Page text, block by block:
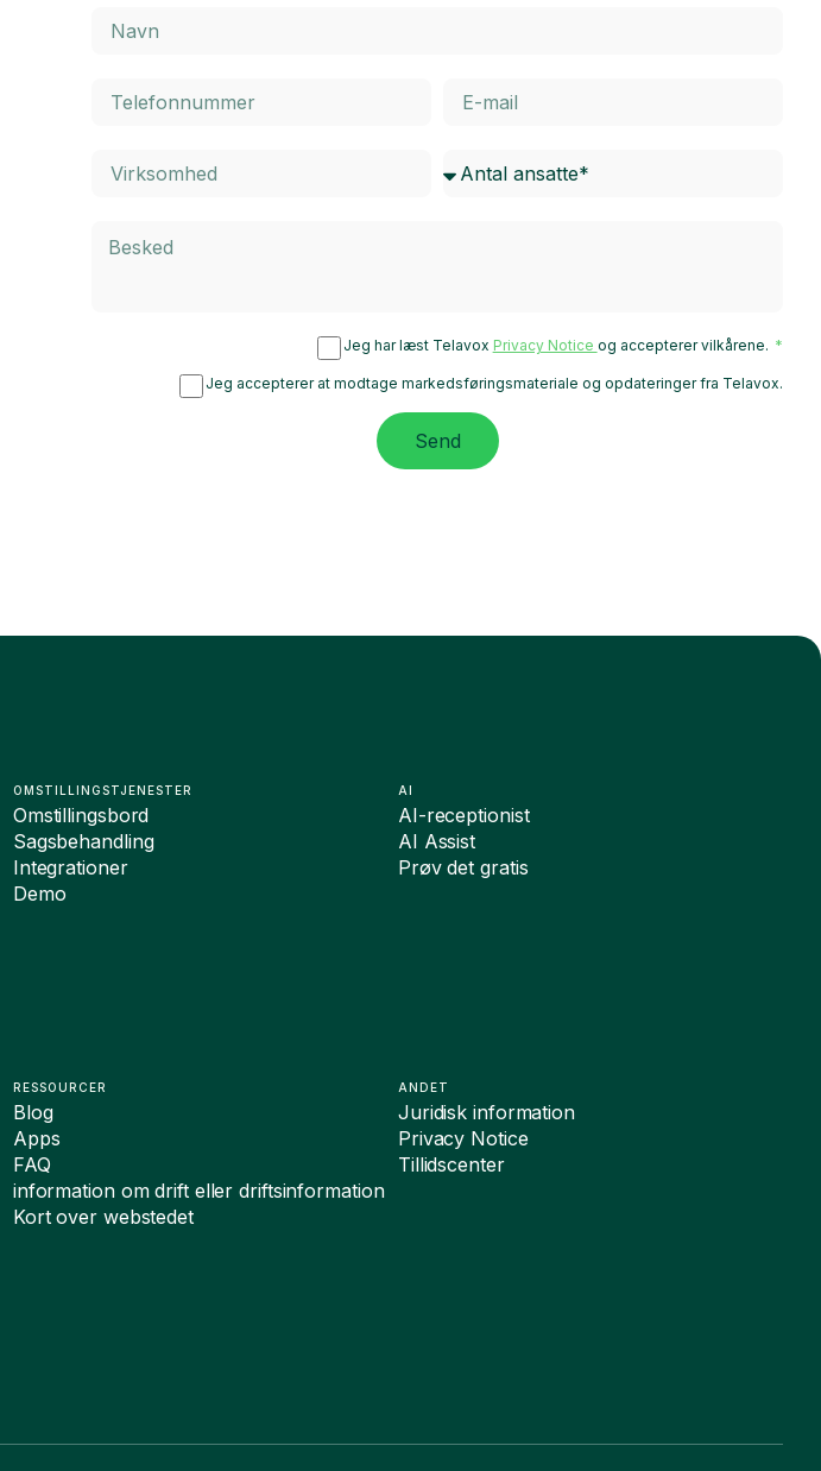
Jeg har læst Telavox Privacy Notice og accepterer vilkårene.
Jeg accepterer at modtage markedsføringsmateriale og opdateringer fra Telavox.
Send
OMSTILLINGSTJENESTER
Omstillingsbord
Sagsbehandling
Integrationer
Demo
RESSOURCER
Blog
Apps
FAQ
information om drift eller driftsinformation
Kort over webstedet
AI
AI-receptionist
AI Assist
Prøv det gratis
ANDET
Juridisk information
Privacy Notice
Tillidscenter